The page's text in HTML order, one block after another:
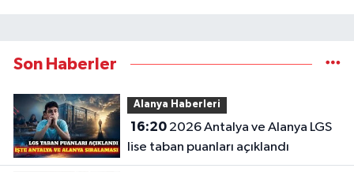
Son Haberler
Alanya Haberleri
16:202026 Antalya ve Alanya LGS
lise taban puanları açıklandı